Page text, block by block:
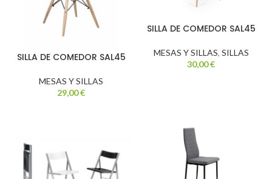
SILLA DE COMEDOR SAL45
MESAS Y SILLAS
29,00€
SILLA DE COMEDOR SAL45
MESAS Y SILLAS, SILLAS
30,00€